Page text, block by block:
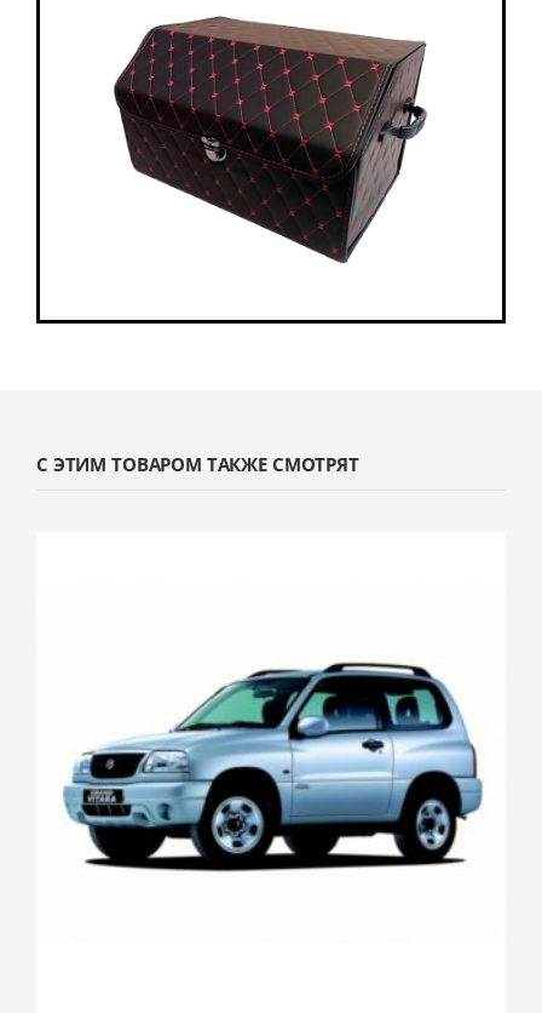
С ЭТИМ ТОВАРОМ ТАКЖЕ СМОТРЯТ